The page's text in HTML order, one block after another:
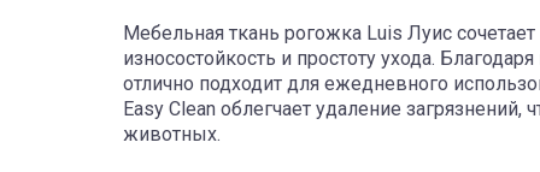
Мебельная ткань рогожка Luis Луис
износостойкость и простоту ухода.
отлично подходит для ежедневного
Easy Clean облегчает удаление
животных.